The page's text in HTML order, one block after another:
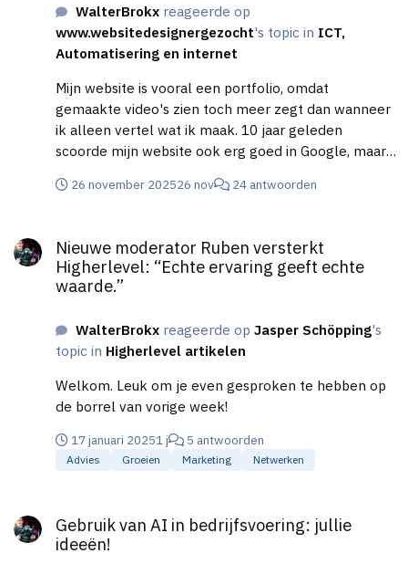
WalterBrokx reageerde op
www.websitedesignergezocht's topic in ICT,
Automatisering en internet
Mijn website is vooral een portfolio, omdat
gemaakte video's zien toch meer zegt dan wanneer
ik alleen vertel wat ik maak. 10 jaar geleden
scoorde mijn website ook erg goed in Google, maar
teksten bij concurrenten, lol. Is een website hebben
echt mee in contact kunt komen als ze jouw account
ineens blokkeren o.i.d. *) een luie aanvraag = vragen
om een prijs, maar geen vraag willen beantwoorden.
waar maatwerk om draait in de aanvraagfase.
26 november 202526 nov 24 antwoorden
Nieuwe moderator Ruben versterkt
Higherlevel: “Echte ervaring geeft echte
waarde.”
WalterBrokx reageerde opJasper Schöpping's
topic in Higherlevel artikelen
Welkom. Leuk om je even gesproken te hebben op
de borrel van vorige week!
17 januari 20251 j 5 antwoorden
Advies Groeien Marketing Netwerken
Gebruik van AI in bedrijfsvoering: jullie
ideeën!